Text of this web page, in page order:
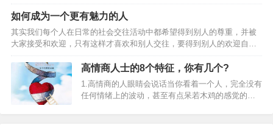
点，打开话匣子。 第二，语气平淡、没有感情。…
识到错误并做有针对性的道歉效果会更好。 2、敢
于承担责任 有效的道歉不是一种为自己狡辩的伎
俩，更不是要去骗取别人的宽恕，你必须有责任
感，勇于自责，勇于承认过失，才能够真心地道
歉。 3、用清楚和正确的文字，而非煽动性的文
字 通常，受伤害者要的，…
如何成为一个更有魅力的人
其实我们每个人在日常的社会交往活动中都希望得到别人的尊重，并被
大家接受和欢迎，只有这样才喜欢和别人交往，要得到别人的欢迎自身
需要有一定提高，提升自己的魅力指数，那么如何才能成为一个有魅力
的人呢? 第一，以诚待人，以责人之心责己、以恕己之心恕人。对别人
要抱着诚挚、宽容的心去相处，自己要抱着自我批评、愿意修改的胸怀
来自省。与人交往的过程中，你怎样对待别人，别人就会怎样对待你。
就像照镜子一样，你的表情和态度，可以由他人对你的表情和态度上一
高情商人士的8个特征，你有几个?
1.高情商的人眼睛会说话当你看着一个人，完全没有
任何情绪上的波动，甚至有点呆若木鸡的感觉的时